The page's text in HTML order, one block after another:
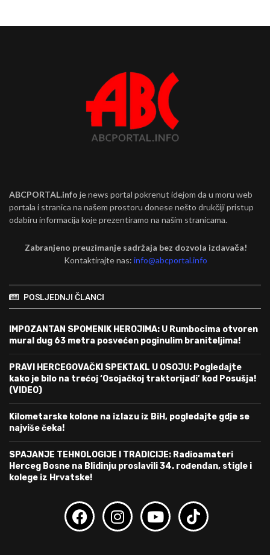
ABCPORTAL.info je news portal pokrenut idejom da u moru web
portala i stranica na našem prostoru donese nešto drukčiji pristup
odabiru informacija koje prezentiramo na našim stranicama.
Zabranjeno preuzimanje sadržaja bez dozvola izdavača!
Kontaktirajte nas:info@abcportal.info
POSLJEDNJI ČLANCI
IMPOZANTAN SPOMENIK HEROJIMA: U Rumbocima otvoren
mural dug 63 metra posvećen poginulim braniteljima!
PRAVI HERCEGOVAČKI SPEKTAKL U OSOJU: Pogledajte
kako je bilo na trećoj ‘Osojačkoj traktorijadi’ kod Posušja!
(VIDEO)
Kilometarske kolone na izlazu iz BiH, pogledajte gdje se
najviše čeka!
SPAJANJE TEHNOLOGIJE I TRADICIJE: Radioamateri
Herceg Bosne na Blidinju proslavili 34. rođendan, stigle i
kolege iz Hrvatske!